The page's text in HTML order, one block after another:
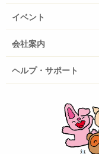
イベント
会社案内
ヘルプ・サポート